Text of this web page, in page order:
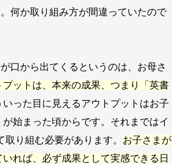
何か取り組み方が間違っていたので
口から出てくるというのは、お母さ
ットは、本来の成果、つまり「英書
いった目に見えるアウトプットはお子
始まった頃からです。それまではイ
り組む必要があります。 お子さまが
れば、必ず成果として実感できる日